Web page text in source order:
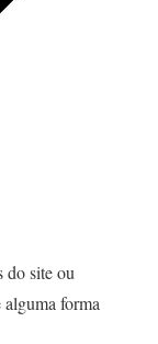
do site ou
alguma forma